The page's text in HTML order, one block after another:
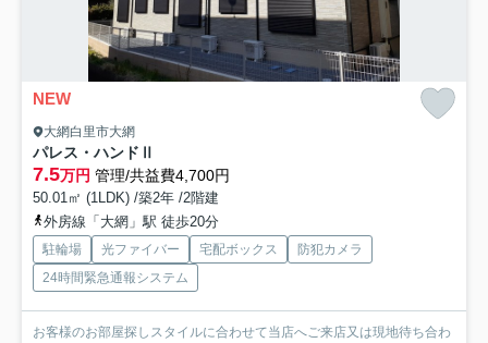
NEW
大網白里市大網
パレス・ハンドⅡ
7.5万円 管理/共益費4,700円
50.01㎡ (1LDK) /築2年 /2階建
外房線「大網」駅 徒歩20分
駐輪場 光ファイバー 宅配ボックス
防犯カメラ
24時間緊急通報システム
お客様のお部屋探しスタイルに合わせて当店へご来店又は現地待ち合わ